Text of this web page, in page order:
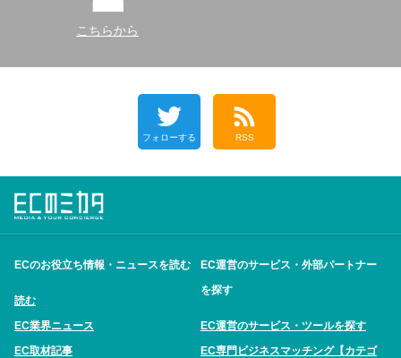
こちらから
フォローする RSS
ECのお役立ち情報・ニュースを読む
読む
EC業界ニュース
EC取材記事
EC運営のサービス・外部パートナー
を探す
EC運営のサービス・ツールを探す
EC専門ビジネスマッチング【カテゴ